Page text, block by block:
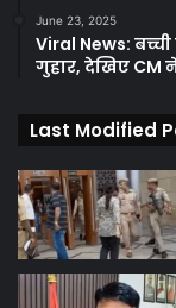
June 23, 2025
Viral News:
गुहार, देखिए CM
Last Modified